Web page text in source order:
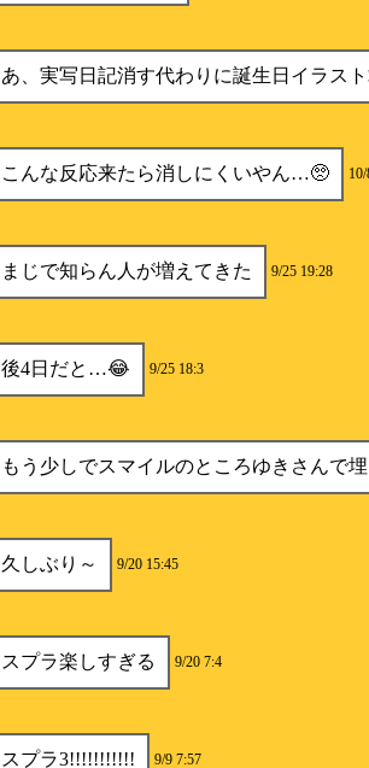
あ、実写日記消す代わりに誕生日イラス
こんな反応来たら消しにくいやん…🥺
まじで知らん人が増えてきた 9/25 19:28
後4日だと…😂 9/25 18:3
もう少しでスマイルのところゆきさんで
久しぶり～ 9/20 15:45
スプラ楽しすぎる 9/20 7:4
スプラ3!!!!!!!!!!! 9/9 7:57